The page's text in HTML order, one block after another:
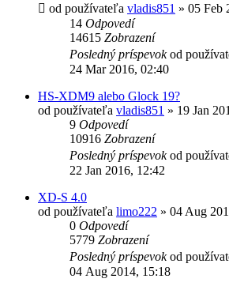
od používateľa vladis851 » 05 Feb
14 Odpovedí
14615 Zobrazení
Posledný príspevokod
24 Mar 2016, 02:40
HS-XDM9 alebo Glock 19?
od používateľa vladis851 » 19 Jan
9 Odpovedí
10916 Zobrazení
Posledný príspevokod
22 Jan 2016, 12:42
XD-S 4.0
od používateľa limo222 » 04 Aug
0 Odpovedí
5779 Zobrazení
Posledný príspevokod
04 Aug 2014, 15:18